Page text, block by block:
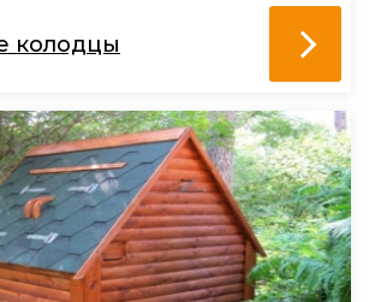
колодцы